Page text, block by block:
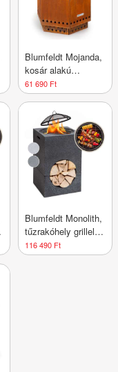
Blumfeldt Mojanda,
kosár alakú
tűzrakóhely,
füstmentes, stabil,
piszkavas, esővédő
61 690 Ft
Blumfeldt Monolith,
tűzrakóhely grillel,
MGO és acél fedél,
szikrafogó
116 490 Ft